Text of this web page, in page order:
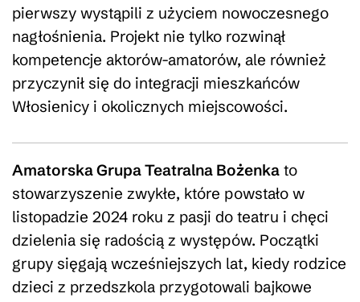
pierwszy wystąpili z użyciem nowoczesnego
nagłośnienia. Projekt nie tylko rozwinął
kompetencje aktorów-amatorów, ale również
przyczynił się do integracji mieszkańców
Włosienicy i okolicznych miejscowości.
Amatorska Grupa Teatralna Bożenka to
stowarzyszenie zwykłe, które powstało w
listopadzie 2024 roku z pasji do teatru i chęci
dzielenia się radością z występów. Początki
grupy sięgają wcześniejszych lat, kiedy rodzice
dzieci z przedszkola przygotowali bajkowe